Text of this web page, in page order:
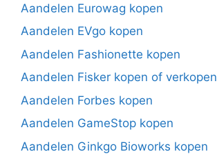
Aandelen Eurowag kopen
Aandelen EVgo kopen
Aandelen Fashionette kopen
Aandelen Fisker kopen of verkopen
Aandelen Forbes kopen
Aandelen GameStop kopen
Aandelen Ginkgo Bioworks kopen